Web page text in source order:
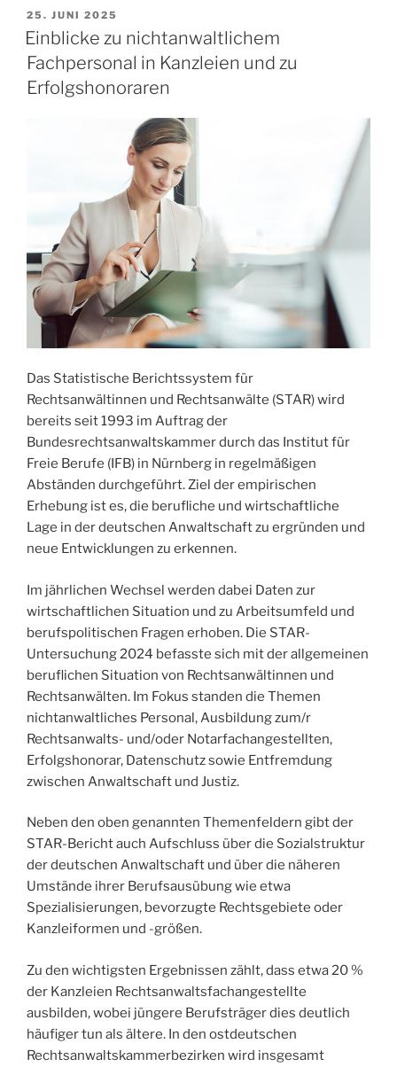
25. JUNI 2025
Einblicke zu nichtanwaltlichem
Fachpersonal in Kanzleien und zu
Erfolgshonoraren
Das Statistische Berichtssystem für
Rechtsanwältinnen und Rechtsanwälte (STAR) wird
bereits seit 1993 im Auftrag der
Bundesrechtsanwaltskammer durch das Institut für
Freie Berufe (IFB) in Nürnberg in regelmäßigen
Abständen durchgeführt. Ziel der empirischen
Erhebung ist es, die berufliche und wirtschaftliche
Lage in der deutschen Anwaltschaft zu ergründen und
neue Entwicklungen zu erkennen.
Im jährlichen Wechsel werden dabei Daten zur
wirtschaftlichen Situation und zu Arbeitsumfeld und
berufspolitischen Fragen erhoben. Die STAR-
Untersuchung 2024 befasste sich mit der allgemeinen
beruflichen Situation von Rechtsanwältinnen und
Rechtsanwälten. Im Fokus standen die Themen
nichtanwaltliches Personal, Ausbildung zum/r
Rechtsanwalts- und/oder Notarfachangestellten,
Erfolgshonorar, Datenschutz sowie Entfremdung
zwischen Anwaltschaft und Justiz.
Neben den oben genannten Themenfeldern gibt der
STAR-Bericht auch Aufschluss über die Sozialstruktur
der deutschen Anwaltschaft und über die näheren
Umstände ihrer Berufsausübung wie etwa
Spezialisierungen, bevorzugte Rechtsgebiete oder
Kanzleiformen und -größen.
Zu den wichtigsten Ergebnissen zählt, dass etwa 20 %
der Kanzleien Rechtsanwaltsfachangestellte
ausbilden, wobei jüngere Berufsträger dies deutlich
häufiger tun als ältere. In den ostdeutschen
Rechtsanwaltskammerbezirken wird insgesamt